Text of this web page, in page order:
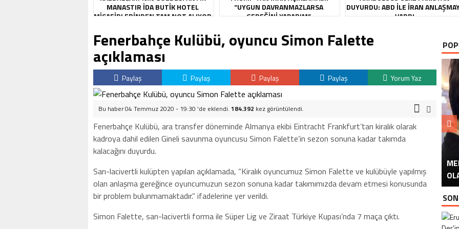
MANASTIR İDA BUTIK HOTEL
MISAFIRLERINDEN TAM NOT ALIYOR
“UYGUN DAVRANMAZLARSA
GEREĞINI YAPARIM”
DUYURDU: ABD ILE İRAN
VARDI
Fenerbahçe Kulübü, oyuncu Simon Falette
açıklaması
Paylaş Paylaş Paylaş Paylaş Yorum Yaz
Bu haber 04 Temmuz 2020 - 19:30 'de eklendi. 184.392 kez görüntülendi.
Fenerbahçe Kulübü, ara transfer döneminde Almanya ekibi Eintracht Frankfurt’tan kiralık olarak
kadroya dahil edilen Gineli savunma oyuncusu Simon Falette’in sezon sonuna kadar takımda
kalacağını duyurdu.
Sarı-lacivertli kulüpten yapılan açıklamada, “Kiralık oyuncumuz Simon Falette ve kulübüyle yapılmış
olan anlaşma gereğince oyuncumuzun sezon sonuna kadar takımımızda devam etmesi konusunda
bir problem bulunmamaktadır.” ifadelerine yer verildi.
Simon Falette, sarı-lacivertli forma ile Süper Lig ve Ziraat Türkiye Kupası’nda 7 maça çıktı.